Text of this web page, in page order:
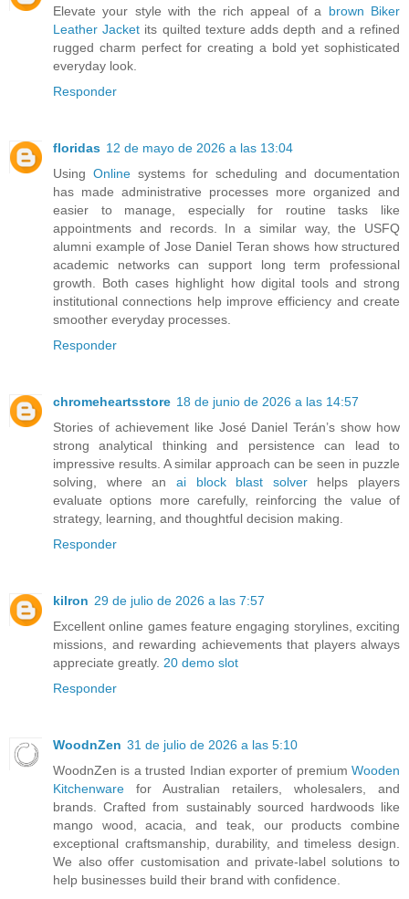
Elevate your style with the rich appeal of a brown Biker
Leather Jacket its quilted texture adds depth and a refined
rugged charm perfect for creating a bold yet sophisticated
everyday look.
Responder
floridas 12 de mayo de 2026 a las 13:04
Using Online systems for scheduling and documentation
has made administrative processes more organized and
easier to manage, especially for routine tasks like
appointments and records. In a similar way, the USFQ
alumni example of Jose Daniel Teran shows how structured
academic networks can support long term professional
growth. Both cases highlight how digital tools and strong
institutional connections help improve efficiency and create
smoother everyday processes.
Responder
chromeheartsstore 18 de junio de 2026 a las 14:57
Stories of achievement like José Daniel Terán’s show how
strong analytical thinking and persistence can lead to
impressive results. A similar approach can be seen in puzzle
solving, where an ai block blast solverhelps players
evaluate options more carefully, reinforcing the value of
strategy, learning, and thoughtful decision making.
Responder
kilron 29 de julio de 2026 a las 7:57
Excellent online games feature engaging storylines, exciting
missions, and rewarding achievements that players always
appreciate greatly. 20 demo slot
Responder
WoodnZen 31 de julio de 2026 a las 5:10
WoodnZen is a trusted Indian exporter of premium Wooden
Kitchenware for Australian retailers, wholesalers, and
brands. Crafted from sustainably sourced hardwoods like
mango wood, acacia, and teak, our products combine
exceptional craftsmanship, durability, and timeless design.
We also offer customisation and private-label solutions to
help businesses build their brand with confidence.